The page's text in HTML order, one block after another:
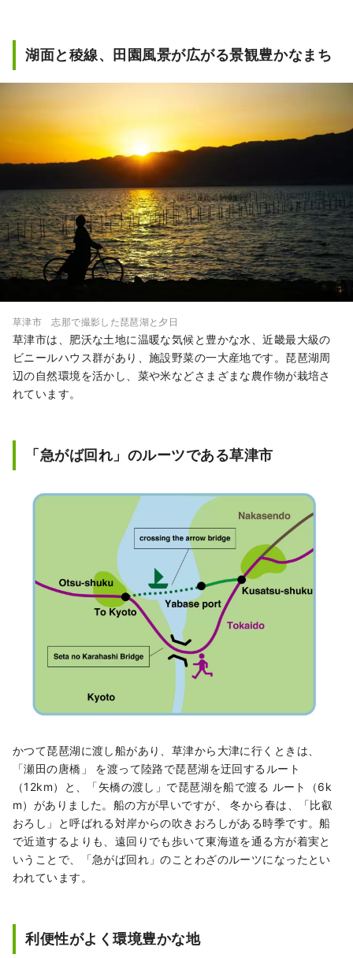
湖面と稜線、田園風景が広がる景観豊かなまち
草津市 志那で撮影した琵琶湖と夕日
草津市は、肥沃な土地に温暖な気候と豊かな水、近畿最大級の
ビニールハウス群があり、施設野菜の一大産地です。琵琶湖周
辺の自然環境を活かし、菜や米などさまざまな農作物が栽培さ
れています。
「急がば回れ」のルーツである草津市
かつて琵琶湖に渡し船があり、草津から大津に行くときは、
「瀬田の唐橋」 を渡って陸路で琵琶湖を迂回するルート
（12km）と、「矢橋の渡し」で琵琶湖を船で渡る ルート（6k
m）がありました。船の方が早いですが、 冬から春は、「比叡
おろし」と呼ばれる対岸からの吹きおろしがある時季です。船
で近道するよりも、遠回りでも歩いて東海道を通る方が着実と
いうことで、「急がば回れ」のことわざのルーツになったとい
われています。
利便性がよく環境豊かな地